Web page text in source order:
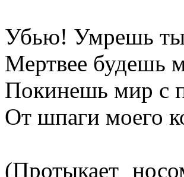
Убью! Умрешь
Мертвее будешь
Покинешь мир с
От шпаги моего
(Протыкает